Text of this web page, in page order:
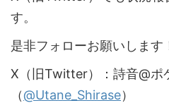
す。
是非フォローお願いします
X（旧Twitter）：詩音@ポ
（@Utane_Shirase）